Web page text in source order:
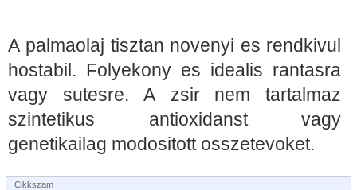
A palmaolaj tisztan novenyi es rendkivul
hostabil. Folyekony es idealis rantasra
vagy sutesre. A zsir nem tartalmaz
szintetikus antioxidanst vagy
genetikailag modositott osszetevoket.
Cikkszam